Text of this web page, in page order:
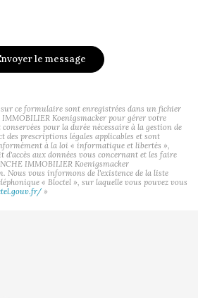
le message
ce formulaire sont enregistrées dans un fichier
Koenigsmacker pour gérer votre
pour la durée nécessaire à la gestion de
des prescriptions légales applicables et sont
à la loi « informatique et libertés »,
d'accès aux données vous concernant et les faire
IMMOBILIER Koenigsmacker
Nous vous informons de l'existence de la liste
« Bloctel », sur laquelle vous pouvez vous
»